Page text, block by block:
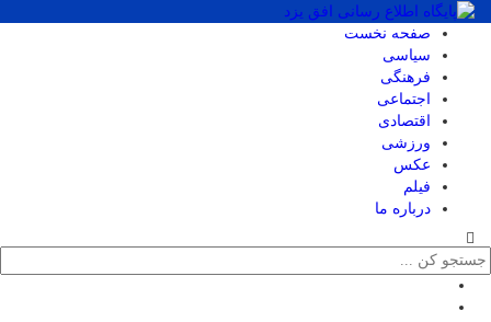
صفحه نخست
سیاسی
فرهنگی
اجتماعی
اقتصادی
ورزشی
عکس
فیلم
درباره ما